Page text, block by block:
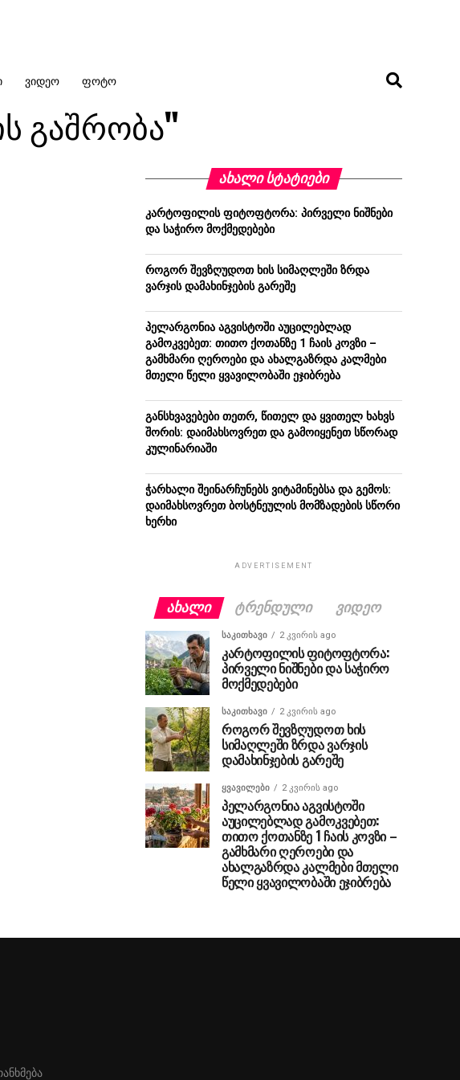
ᲕᲘᲓᲔᲝ ᲤᲝᲢᲝ
გაშრობა"
ᲐᲮᲐᲚᲘ ᲡᲢᲐᲢᲘᲔᲑᲘ
კარტოფილის ფიტოფტორა: პირველი ნიშნები
და საჭირო მოქმედებები
როგორ შევზღუდოთ ხის სიმაღლეში ზრდა
ვარჯის დამახინჯების გარეშე
პელარგონია აგვისტოში აუცილებლად
გამოკვებეთ: თითო ქოთანზე 1 ჩაის კოვზი –
გამხმარი ღეროები და ახალგაზრდა კალმები
მთელი წელი ყვავილობაში ეჯიბრება
განსხვავებები თეთრ, წითელ და ყვითელ ხახვს
შორის: დაიმახსოვრეთ და გამოიყენეთ სწორად
კულინარიაში
ჭარხალი შეინარჩუნებს ვიტამინებსა და გემოს:
დაიმახსოვრეთ ბოსტნეულის მომზადების სწორი
ხერხი
ADVERTISEMENT
ᲐᲮᲐᲚᲘ ᲢᲠᲔᲜᲓᲣᲚᲘ ᲕᲘᲓᲔᲝ
ᲡᲐᲙᲘᲗᲮᲐᲕᲘ 2 კვირის ago
კარტოფილის ფიტოფტორა:
პირველი ნიშნები და საჭირო
მოქმედებები
ᲡᲐᲙᲘᲗᲮᲐᲕᲘ 2 კვირის ago
როგორ შევზღუდოთ ხის
სიმაღლეში ზრდა ვარჯის
დამახინჯების გარეშე
ᲧᲕᲐᲕᲘᲚᲔᲑᲘ 2 კვირის ago
პელარგონია აგვისტოში
აუცილებლად გამოკვებეთ:
თითო ქოთანზე 1 ჩაის კოვზი –
გამხმარი ღეროები და
ახალგაზრდა კალმები მთელი
წელი ყვავილობაში ეჯიბრება